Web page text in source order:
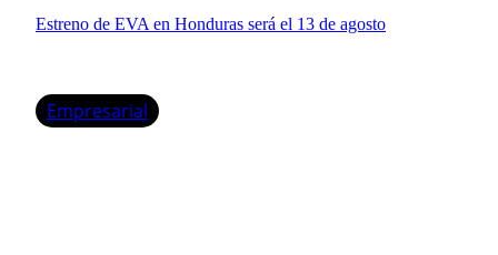
Estreno de EVA en Honduras será el 13 de agosto
Empresarial